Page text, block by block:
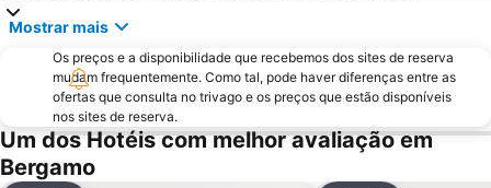
Boccaleone
Via Montenapoleone
San Siro Ippodromo Metro Station
Stazione Milano Lambrate
Castelo Sforzeco
Porta Genova
Lago d' Iseo
Zara Metro Station
Mostrar mais
Os preços e a disponibilidade que recebemos dos sites de reserva
mudam frequentemente. Como tal, pode haver diferenças entre as
ofertas que consulta no trivago e os preços que estão disponíveis
nos sites de reserva.
Um dos Hotéis com melhor avaliação em
Bergamo